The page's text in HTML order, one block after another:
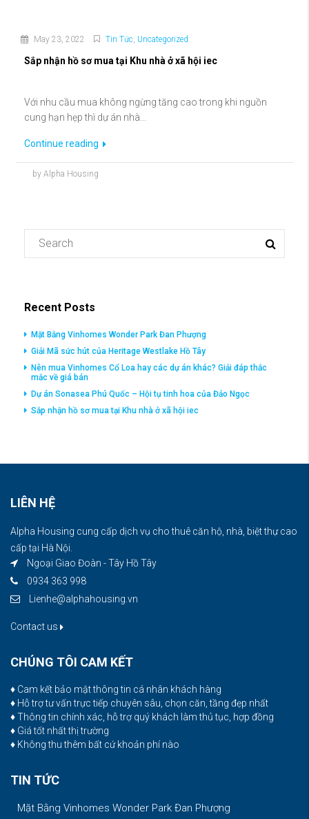
May 23, 2022 Tin Tức Uncategorized
Sắp nhận hồ sơ mua tại Khu nhà ở xã hội iec
Với nhu cầu mua không ngừng tăng cao trong khi nguồn
cung hạn hẹp thì dự án nhà...
Continue reading
by Alpha Housing
Recent Posts
Mặt Bằng Vinhomes Wonder Park Đan Phượng
Giải Mã sức hút của Heritage Westlake Hồ Tây
Nên mua Vinhomes Cổ Loa hay các dự án khác? Giải đáp thắc
mắc về giá bán
Dự án Sonasea Phú Quốc – Hội tụ tinh hoa của Đảo Ngọc
Sắp nhận hồ sơ mua tại Khu nhà ở xã hội iec
LIÊN HỆ
Alpha Housing cung cấp dịch vụ cho thuê căn hộ, nhà, biệt thự cao
cấp tại Hà Nội.
Ngoại Giao Đoàn - Tây Hồ Tây
0934 363 998
Lienhe@alphahousing.vn
Contact us
CHÚNG TÔI CAM KẾT
♦ Cam kết bảo mật thông tin cá nhân khách hàng
♦ Hỗ trợ tư vấn trực tiếp chuyên sâu, chọn căn, tầng đẹp nhất
♦ Thông tin chính xác, hỗ trợ quý khách làm thủ tục, hợp đồng
♦ Giá tốt nhất thị trường
♦ Không thu thêm bất cứ khoản phí nào
TIN TỨC
Mặt Bằng Vinhomes Wonder Park Đan Phượng